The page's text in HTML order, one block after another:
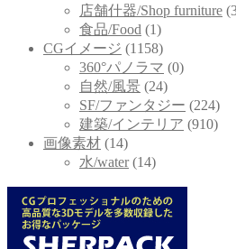
店舗什器/Shop furniture
食品/Food (1)
CGイメージ (1158)
360°パノラマ (0)
自然/風景 (24)
SF/ファンタジー (224)
建築/インテリア (910)
画像素材 (14)
水/water (14)